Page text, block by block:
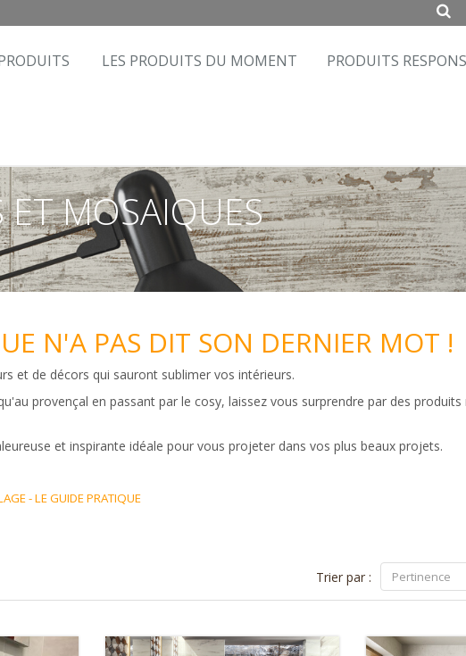
LES PRODUITS DU MOMENT PRODUITS
ET MOSAIQUES
N'A PAS DIT SON DERNIER MOT !
et de décors qui sauront sublimer vos intérieurs.
provençal en passant par le cosy, laissez vous surprendre par des
et inspirante idéale pour vous projeter dans vos plus beaux projets.
- LE GUIDE PRATIQUE
Trier par : Pertinence